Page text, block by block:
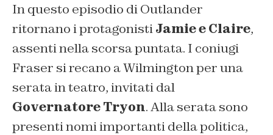
In questo episodio di Outlander
ritornano i protagonistiJamie e Claire,
assenti nella scorsa puntata. I coniugi
Fraser si recano a Wilmington per una
serata in teatro, invitati dal
Governatore Tryon. Alla serata sono
presenti nomi importanti della politica,